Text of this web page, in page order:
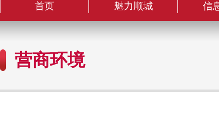
首页 魅力顺城 信
营商环境